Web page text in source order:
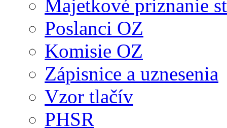
Majetkové priznanie
Poslanci OZ
Komisie OZ
Zápisnice a uznesenia
Vzor tlačív
PHSR